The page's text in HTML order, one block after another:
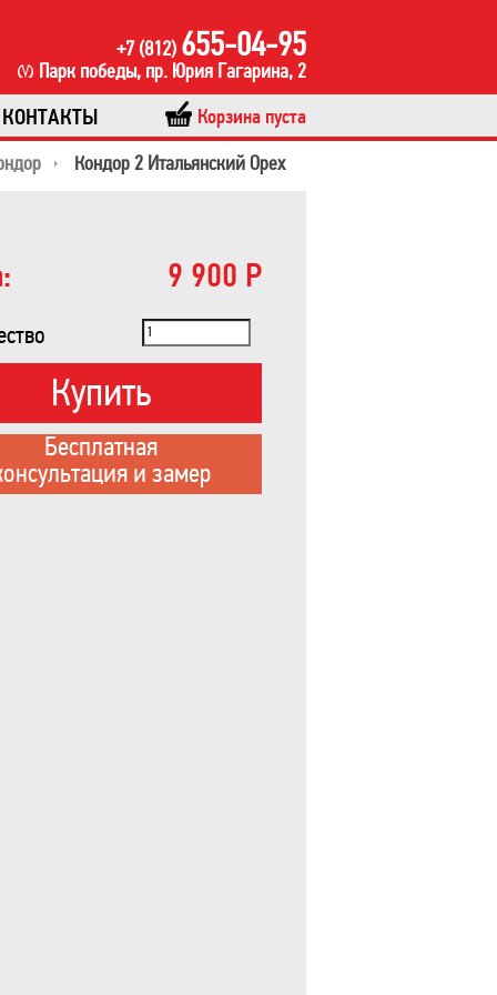
+7 (812) 655-04-95
Парк победы, пр. Юрия Гагарина, 2
КОНТАКТЫ
Корзина пуста
Кондор 2 Итальянский Орех
9 900 Р
Купить
Бесплатная
и замер